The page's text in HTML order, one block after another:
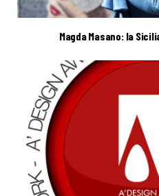
Magda Masano: la